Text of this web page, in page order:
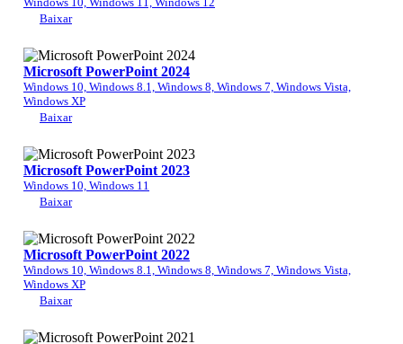
Baixar
Microsoft PowerPoint 2024
Windows 10, Windows 8.1, Windows 8, Windows 7, Windows Vista,
Windows XP
Baixar
Microsoft PowerPoint 2023
Windows 10, Windows 11
Baixar
Microsoft PowerPoint 2022
Windows 10, Windows 8.1, Windows 8, Windows 7, Windows Vista,
Windows XP
Baixar